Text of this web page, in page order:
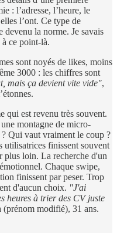
: l’adresse, l’heure, le
l’ont. Ce type de
devenu la norme. Je savais
à ce point-là.
sont noyés de likes, moins
3000 : les chiffres sont
mais ça devient vite vide",
qui est revenu très souvent.
montagne de micro-
Qui vaut vraiment le coup ?
utilisatrices finissent souvent
plus loin. La recherche d'un
Chaque swipe,
finissent par peser. Trop
d'aucun choix. "J'ai
heures à trier des CV juste
(prénom modifié), 31 ans.